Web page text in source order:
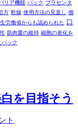
リア機能 パック プラセンタ
方 乾燥 使用方法の見直し 個
労働省からも認められた 口
筋肉量の維持 細胞の老化を
パック
を目指そう
ト